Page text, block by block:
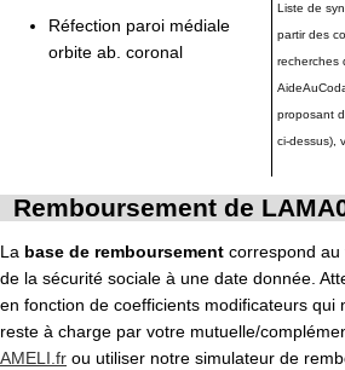
Réfection paroi médiale
orbite ab. coronal
Liste de
partir des
recherches
proposant
ci-dessus),
Remboursement de
La base de remboursement correspond
de la sécurité sociale à une date donnée.
en fonction de coefficients modificateurs qui
reste à charge par votre mutuelle/
AMELI.fr ou utiliser notre simulateur de